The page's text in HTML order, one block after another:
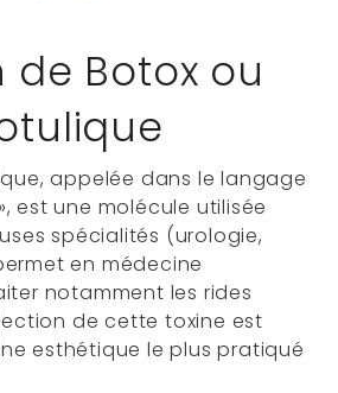
de Botox ou
appelée dans le langage
est une molécule utilisée
spécialités (urologie,
en médecine
notamment les rides
de cette toxine est
esthétique le plus pratiqué